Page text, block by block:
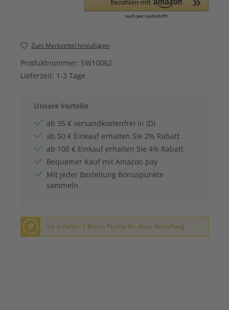
Zum Merkzettel hinzufügen
Produktnummer: SW10062
Lieferzeit: 1-3 Tage
Unsere Vorteile
ab 35 € versandkostenfrei in (D)
ab 50 € Einkauf erhalten Sie 2% Rabatt
ab 100 € Einkauf erhalten Sie 4% Rabatt
Bequemer Kauf mit Amazon pay
Mit jeder Bestellung Bonuspunkte
sammeln
P Sie erhalten 1 Bonus Punkte für diese Bestellung